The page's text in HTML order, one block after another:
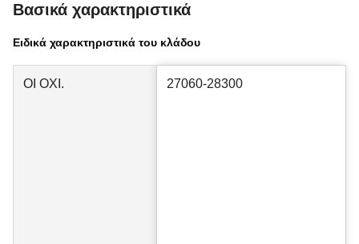
Βασικά χαρακτηριστικά
Ειδικά χαρακτηριστικά του κλάδου
ΟΙ ΟΧΙ. 27060-28300